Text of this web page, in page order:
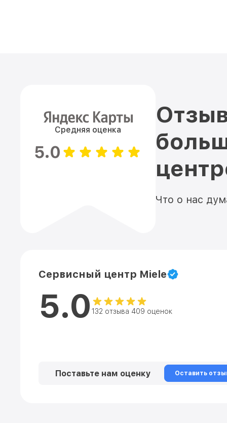
Средняя оценка
5.0
Что о нас
Сервисный центр Miele
5.0 132 отзыва 409 оценок
Поставьте нам оценку Оставить